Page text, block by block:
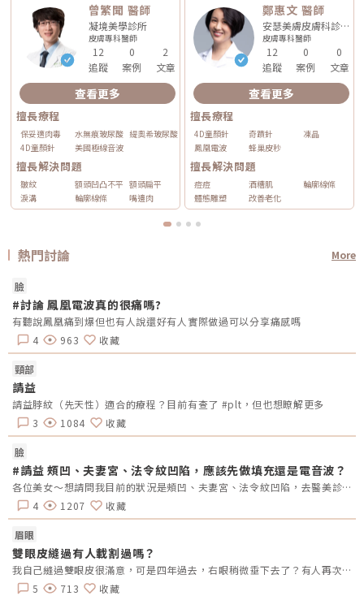
曾繁聞 醫師
凝境美學診所
皮膚專科醫師
12
追蹤
0
案例
2
文章
查看更多
擅長療程
保妥適肉毒 水無痕玻尿酸 緹奧希玻尿酸
4D童顏針
美國極線音波
擅長解決問題
皺紋 額頭凹凸不平 額頭扁平
淚溝
輪廓線條 嘴邊肉
鄭惠文 醫師
安瑟美膚皮膚科診所
皮膚專科醫師
12
追蹤
0
案例
0
文章
查看更多
擅長療程
4D童顏針 奇蹟針
凍晶
鳳凰電波
蜂巢皮秒
擅長解決問題
痘痘 酒糟肌
輪廓線條
體態雕塑
改善老化
熱門討論 More
臉
#討論 鳳凰電波真的很痛嗎?
有聽說鳳凰痛到爆但也有人說還好有人實際做過可以分享痛感嗎
4
963 收藏
頸部
請益
請益脖紋（先天性）適合的療程？目前有查了 #plt，但也想瞭解更多
3
1084 收藏
臉
#請益 頰凹、夫妻宮、法令紋凹陷，應該先做填充還是電音波？
各位美女～想請問我目前的狀況是頰凹、夫妻宮、法令紋凹陷，去醫美診所諮詢，他是建議我電音波也要做，但療程下來要20萬左右，目前最困擾的是法令紋&gt;頰凹&gt;夫妻宮是先填充完再打電波嗎？還是先打電波再填充呢～～Â
4
1207 收藏
眉眼
雙眼皮縫過有人載割過嗎？
我自己縫過雙眼皮很滿意，可是四年過去，右眼稍微垂下去了？有人再次縫？或者換成割的？又或者聽說可以去掉一些眼皮脂肪的經驗嗎？
5
713 收藏